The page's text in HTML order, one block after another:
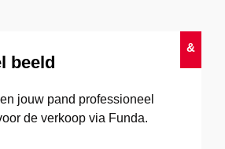
&
beeld
jouw pand professioneel
de verkoop via Funda.